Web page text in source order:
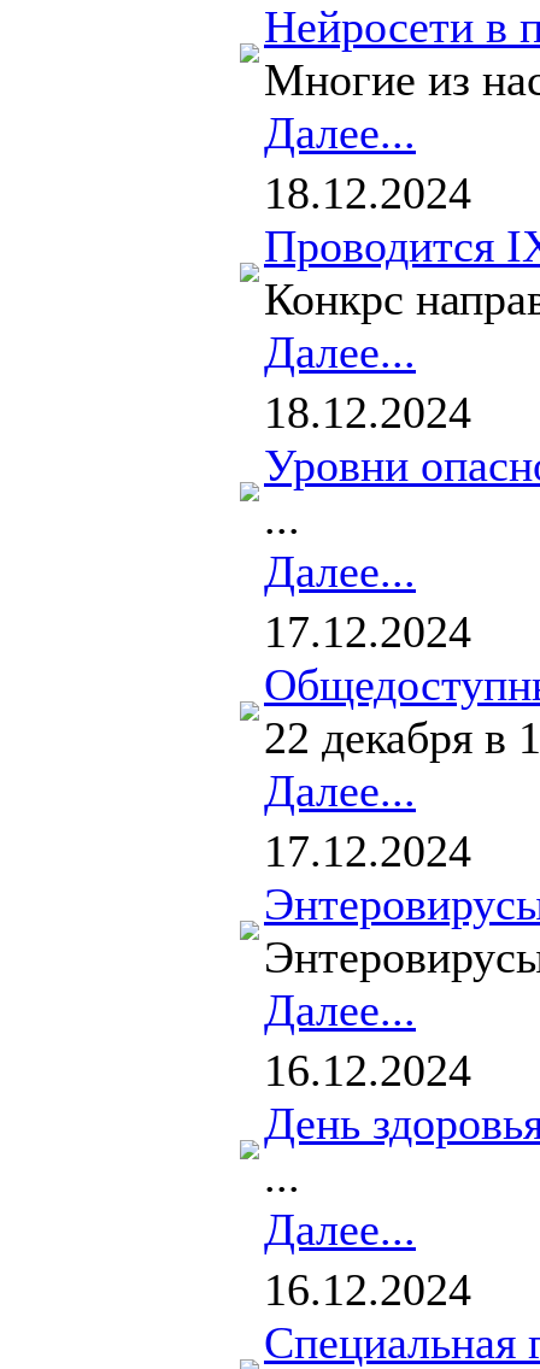
Нейросети в
Многие из
Далее...
18.12.2024
Проводится
Конкрс
Далее...
18.12.2024
Уровни
...
Далее...
17.12.2024
22 декабря в
Далее...
17.12.2024
Далее...
16.12.2024
День
...
Далее...
16.12.2024
Специальная